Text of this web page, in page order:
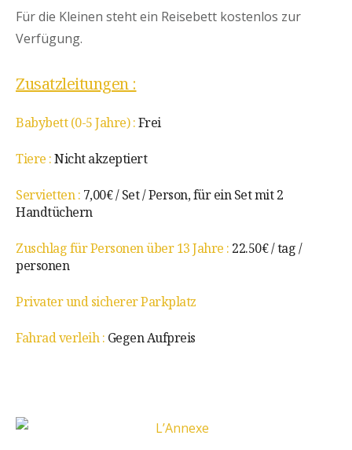
Für die Kleinen steht ein Reisebett kostenlos zur
Verfügung.
Zusatzleitungen :
Babybett (0-5 Jahre) :Frei
Tiere :Nicht akzeptiert
Servietten : 7,00€ / Set / Person, für ein Set mit 2
Handtüchern
Zuschlag für Personen über 13 Jahre : 22.50€ / tag /
personen
Privater und sicherer Parkplatz
Fahrad verleih : Gegen Aufpreis